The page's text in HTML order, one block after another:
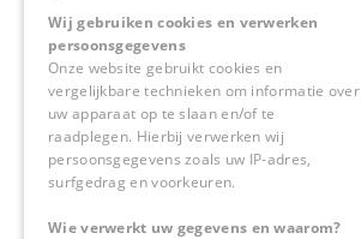
Tuincentrum Daniëls
Herkenbosserweg 4
6063 NL Vlodrop
0475-534298
info@tuincentrumdaniels.nl
Wij gebruiken cookies en verwerken
persoonsgegevens
Onze website gebruikt cookies en
vergelijkbare technieken om informatie over
uw apparaat op te slaan en/of te
raadplegen. Hierbij verwerken wij
persoonsgegevens zoals uw IP-adres,
surfgedrag en voorkeuren.
Wie verwerkt uw gegevens en waarom?